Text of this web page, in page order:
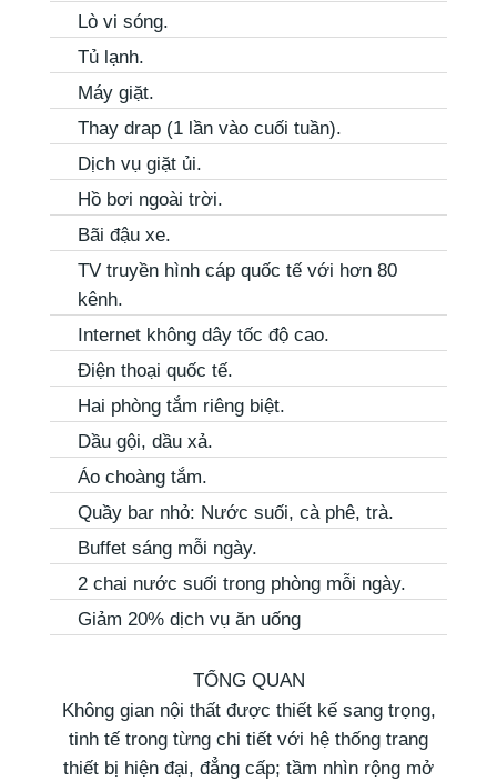
Lò vi sóng.
Tủ lạnh.
Máy giặt.
Thay drap (1 lần vào cuối tuần).
Dịch vụ giặt ủi.
Hồ bơi ngoài trời.
Bãi đậu xe.
TV truyền hình cáp quốc tế với hơn 80
kênh.
Internet không dây tốc độ cao.
Điện thoại quốc tế.
Hai phòng tắm riêng biệt.
Dầu gội, dầu xả.
Áo choàng tắm.
Quầy bar nhỏ: Nước suối, cà phê, trà.
Buffet sáng mỗi ngày.
2 chai nước suối trong phòng mỗi ngày.
Giảm 20% dịch vụ ăn uống
TỔNG QUAN
Không gian nội thất được thiết kế sang trọng,
tinh tế trong từng chi tiết với hệ thống trang
thiết bị hiện đại, đẳng cấp; tầm nhìn rộng mở